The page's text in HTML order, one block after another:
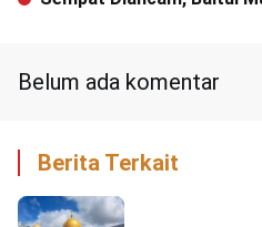
Belum ada komentar
Berita Terkait